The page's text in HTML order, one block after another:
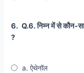
6. Q.6. निम्न में से कौन-
?
a. ऐथेनॉल